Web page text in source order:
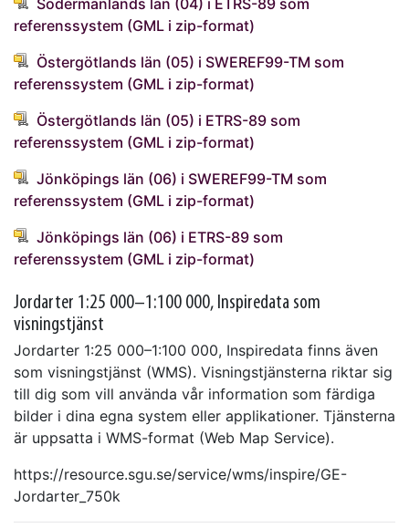
Södermanlands län (04) i ETRS-89 som
referenssystem (GML i zip-format)
Östergötlands län (05) i SWEREF99-TM som
referenssystem (GML i zip-format)
Östergötlands län (05) i ETRS-89 som
referenssystem (GML i zip-format)
Jönköpings län (06) i SWEREF99-TM som
referenssystem (GML i zip-format)
Jönköpings län (06) i ETRS-89 som
referenssystem (GML i zip-format)
Jordarter 1:25 000–1:100 000, Inspiredata som
visningstjänst
Jordarter 1:25 000–1:100 000, Inspiredata finns även
som visningstjänst (WMS). Visningstjänsterna riktar sig
till dig som vill använda vår information som färdiga
bilder i dina egna system eller applikationer. Tjänsterna
är uppsatta i WMS-format (Web Map Service).
https://resource.sgu.se/service/wms/inspire/GE-
Jordarter_750k